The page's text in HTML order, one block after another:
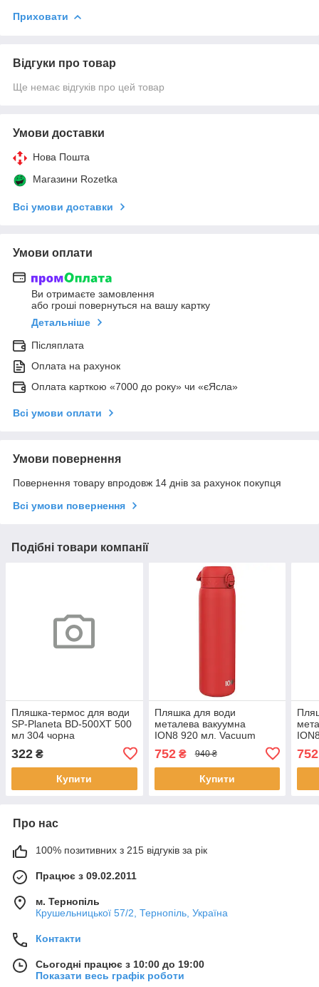
Приховати
Відгуки про товар
Ще немає відгуків про цей товар
Умови доставки
Нова Пошта
Магазини Rozetka
Всі умови доставки
Умови оплати
Ви отримаєте замовлення
або гроші повернуться на вашу картку
Детальніше
Післяплата
Оплата на рахунок
Оплата карткою «7000 до року» чи «єЯсла»
Всі умови оплати
Умови повернення
Повернення товару впродовж 14 днів за рахунок покупця
Всі умови повернення
Подібні товари компанії
Пляшка-термос для води
SP-Planeta BD-500XT 500
мл 304 чорна
322 ₴
Купити
Пляшка для води
металева вакуумна
ION8 920 мл. Vacuum
752₴ 940 ₴
Купити
752
Про нас
100% позитивних з 215 відгуків за рік
Працює з 09.02.2011
м. Тернопіль
Крушельницької 57/2, Тернопіль, Україна
Контакти
Сьогодні працює з 10:00 до 19:00
Показати весь графік роботи